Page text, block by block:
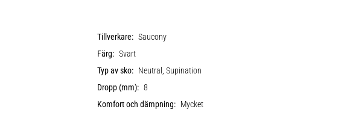
Tillverkare: Saucony
Färg: Svart
Typ av sko: Neutral, Supination
Dropp (mm): 8
Komfort och dämpning: Mycket